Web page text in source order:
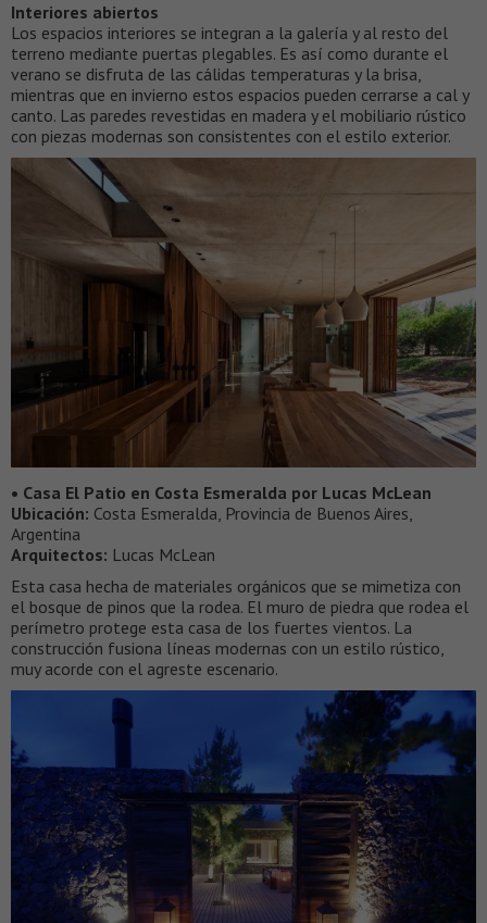
Interiores abiertos
Los espacios interiores se integran a la galería y al resto del
terreno mediante puertas plegables. Es así como durante el
verano se disfruta de las cálidas temperaturas y la brisa,
mientras que en invierno estos espacios pueden cerrarse a cal y
canto. Las paredes revestidas en madera y el mobiliario rústico
con piezas modernas son consistentes con el estilo exterior.
• Casa El Patio en Costa Esmeralda por Lucas McLean
Ubicación: Costa Esmeralda, Provincia de Buenos Aires,
Argentina
Arquitectos: Lucas McLean
Esta casa hecha de materiales orgánicos que se mimetiza con
el bosque de pinos que la rodea. El muro de piedra que rodea el
perímetro protege esta casa de los fuertes vientos. La
construcción fusiona líneas modernas con un estilo rústico,
muy acorde con el agreste escenario.